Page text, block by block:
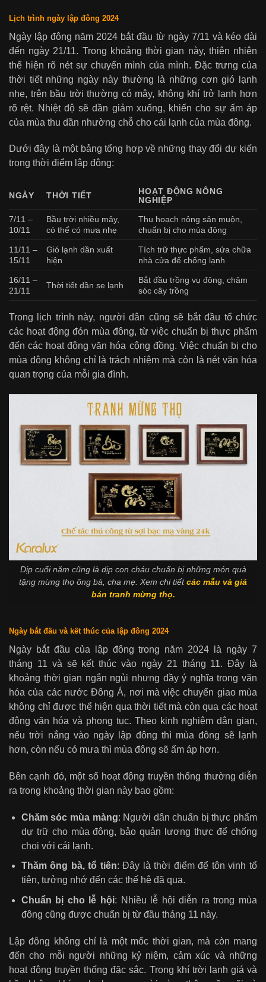
Lịch trình ngày lập đông 2024
Ngày lập đông năm 2024 bắt đầu từ ngày 7/11 và kéo dài
đến ngày 21/11. Trong khoảng thời gian này, thiên nhiên
thể hiện rõ nét sự chuyển mình của mình. Đặc trưng của
thời tiết những ngày này thường là những cơn gió lạnh
nhẹ, trên bầu trời thường có mây, không khí trở lạnh hơn
rõ rệt. Nhiệt độ sẽ dần giảm xuống, khiến cho sự ấm áp
của mùa thu dần nhường chỗ cho cái lạnh của mùa đông.
Dưới đây là một bảng tổng hợp về những thay đổi dự kiến
trong thời điểm lập đông:
NGÀY THỜI TIẾT
HOẠT ĐỘNG NÔNG
NGHIỆP
7/11 –
10/11
Bầu trời nhiều mây,
có thể có mưa nhẹ
Thu hoạch nông sản muộn,
chuẩn bị cho mùa đông
11/11 –
15/11
Gió lạnh dần xuất
hiện
Tích trữ thực phẩm, sửa chữa
nhà cửa để chống lạnh
16/11 –
21/11
Thời tiết dần se lạnh
Bắt đầu trồng vụ đông, chăm
sóc cây trồng
Trong lịch trình này, người dân cũng sẽ bắt đầu tổ chức
các hoạt động đón mùa đông, từ việc chuẩn bị thực phẩm
đến các hoạt động văn hóa cộng đồng. Việc chuẩn bị cho
mùa đông không chỉ là trách nhiệm mà còn là nét văn hóa
quan trọng của mỗi gia đình.
Dịp cuối năm cũng là dịp con cháu chuẩn bị những món quà
tặng mừng thọ ông bà, cha mẹ. Xem chi tiếtcác mẫu và giá
bán tranh mừng thọ.
Ngày bắt đầu và kết thúc của lập đông 2024
Ngày bắt đầu của lập đông trong năm 2024 là ngày 7
tháng 11 và sẽ kết thúc vào ngày 21 tháng 11. Đây là
khoảng thời gian ngắn ngủi nhưng đầy ý nghĩa trong văn
hóa của các nước Đông Á, nơi mà việc chuyển giao mùa
không chỉ được thể hiện qua thời tiết mà còn qua các hoạt
động văn hóa và phong tục. Theo kinh nghiệm dân gian,
nếu trời nắng vào ngày lập đông thì mùa đông sẽ lạnh
hơn, còn nếu có mưa thì mùa đông sẽ ấm áp hơn.
Bên cạnh đó, một số hoạt động truyền thống thường diễn
ra trong khoảng thời gian này bao gồm:
Chăm sóc mùa màng: Người dân chuẩn bị thực phẩm
dự trữ cho mùa đông, bảo quản lương thực để chống
chọi với cái lạnh.
Thăm ông bà, tổ tiên: Đây là thời điểm để tôn vinh tổ
tiên, tưởng nhớ đến các thế hệ đã qua.
Chuẩn bị cho lễ hội: Nhiều lễ hội diễn ra trong mùa
đông cũng được chuẩn bị từ đầu tháng 11 này.
Lập đông không chỉ là một mốc thời gian, mà còn mang
đến cho mỗi người những kỷ niệm, cảm xúc và những
hoạt động truyền thống đặc sắc. Trong khí trời lạnh giá và